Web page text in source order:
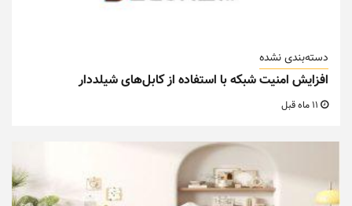
دسته‌بندی نشده
افزایش امنیت شبکه با استفاده از کابل‌های شیلددار